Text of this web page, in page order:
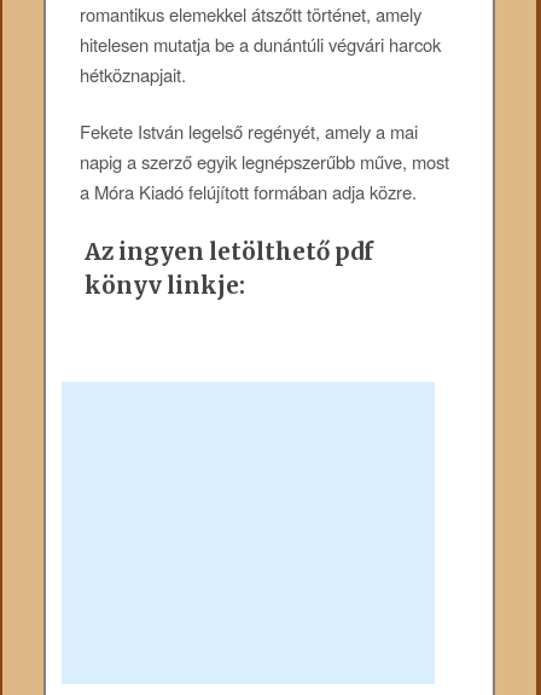
romantikus elemekkel átszőtt történet, amely
hitelesen mutatja be a dunántúli végvári harcok
hétköznapjait.
Fekete István legelső regényét, amely a mai
napig a szerző egyik legnépszerűbb műve, most
a Móra Kiadó felújított formában adja közre.
Az ingyen letölthető pdf
könyv linkje: